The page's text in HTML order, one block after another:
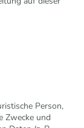
Person,
Zwecke und